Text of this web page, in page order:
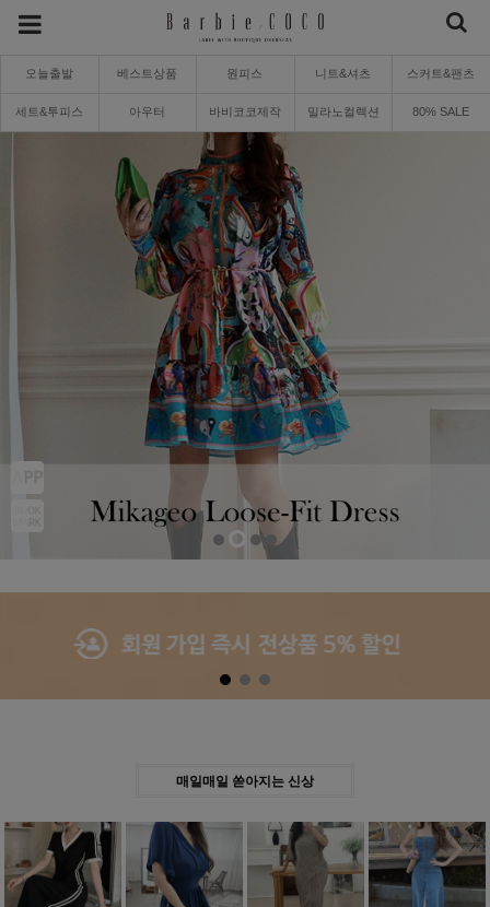
오늘출발 베스트상품 원피스 니트&셔츠 스커트&팬츠
세트&투피스 아우터 바비코코제작 밀라노컬렉션 80% SALE
매일매일 쏟아지는 신상